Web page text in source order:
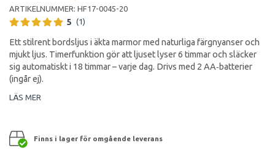
ARTIKELNUMMER: HF17-0045-20
5 (1)
Ett stilrent bordsljus i äkta marmor med naturliga färgnyanser och
mjukt ljus. Timerfunktion gör att ljuset lyser 6 timmar och släcker
sig automatiskt i 18 timmar – varje dag. Drivs med 2 AA‑batterier
(ingår ej).
LÄS MER
Finns i lager för omgående leverans